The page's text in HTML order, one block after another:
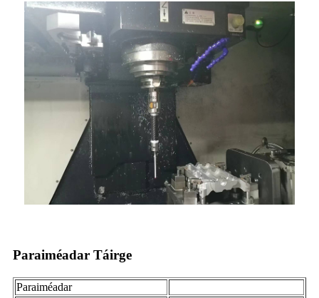
Paraiméadar Táirge
Paraiméadar